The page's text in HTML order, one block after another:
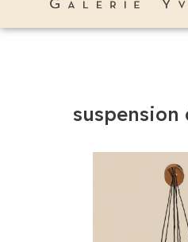
suspension